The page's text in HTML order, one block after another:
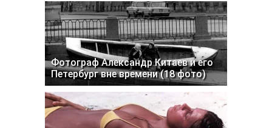
Фотограф Александр Китаев и его
Петербург вне времени (18 фото)